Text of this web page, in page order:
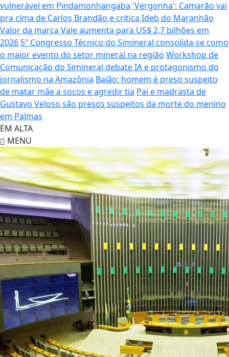
vulnerável em Pindamonhangaba 'Vergonha': Camarão vai
pra cima de Carlos Brandão e critica Ideb do Maranhão
Valor da marca Vale aumenta para US$ 2,7 bilhões em
2026 5º Congresso Técnico do Simineral consolida-se como
o maior evento do setor mineral na região Workshop de
Comunicação do Simineral debate IA e protagonismo do
jornalismo na Amazônia Baião: homem é preso suspeito
de matar mãe a socos e agredir tia Pai e madrasta de
Gustavo Veloso são presos suspeitos da morte do menino
em Palmas
EM ALTA
MENU